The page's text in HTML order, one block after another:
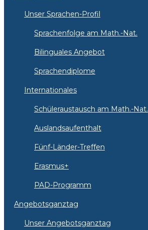
Unser Sprachen-Profil
Sprachenfolge am Math.-Nat.
Bilinguales Angebot
Sprachendiplome
Internationales
Schüleraustausch am Math.-Nat.
Auslandsaufenthalt
Fünf-Länder-Treffen
Erasmus+
PAD-Programm
Angebotsganztag
Unser Angebotsganztag